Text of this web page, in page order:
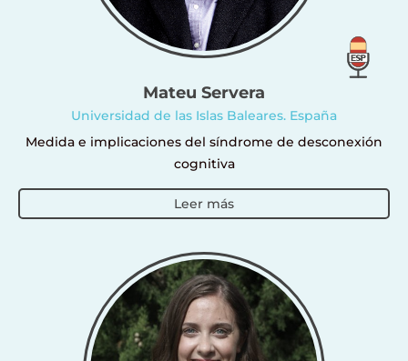
Mateu Servera
Universidad de las Islas Baleares. España
Medida e implicaciones del síndrome de desconexión
cognitiva
Leer más